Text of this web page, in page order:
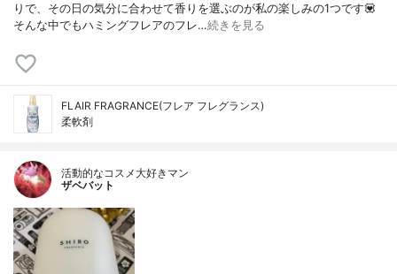
りで、その日の気分に合わせて香りを選ぶのが私の楽しみの1つです💟
そんな中でもハミングフレアのフレ…続きを見る
FLAIR FRAGRANCE(フレア フレグランス)
柔軟剤
活動的なコスメ大好きマン
ザベバット